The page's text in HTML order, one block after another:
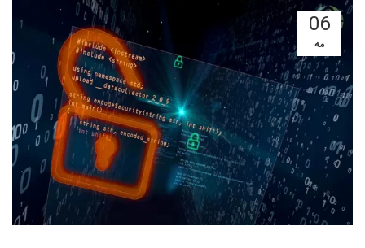
06
مه